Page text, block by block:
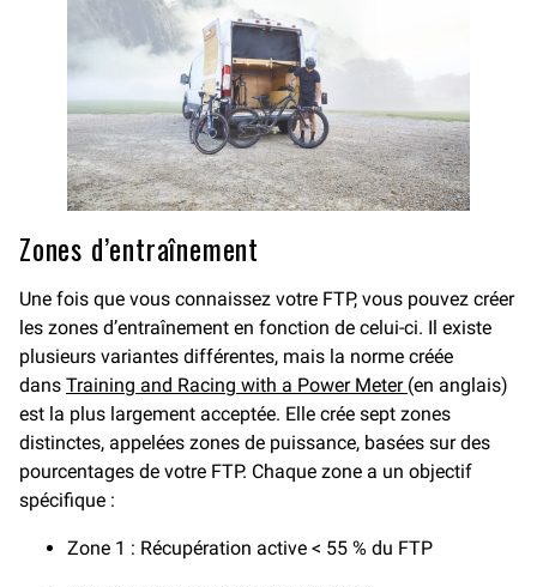
Zones d’entraînement
Une fois que vous connaissez votre FTP, vous pouvez créer
les zones d’entraînement en fonction de celui-ci. Il existe
plusieurs variantes différentes, mais la norme créée
dans Training and Racing with a Power Meter (en anglais)
est la plus largement acceptée. Elle crée sept zones
distinctes, appelées zones de puissance, basées sur des
pourcentages de votre FTP. Chaque zone a un objectif
spécifique :
Zone 1 : Récupération active < 55 % du FTP